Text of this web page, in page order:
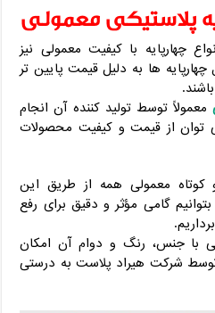
پلاستیکی معمولی
چهارپایه با کیفیت معمولی نیز
ها به دلیل قیمت پایین تر
معمولاً توسط تولید کننده آن انجام
از قیمت و کیفیت محصولات
و کوتاه معمولی همه از طریق این
گامی مؤثر و دقیق برای رفع
با جنس، رنگ و دوام آن امکان
شرکت هیراد پلاست به درستی